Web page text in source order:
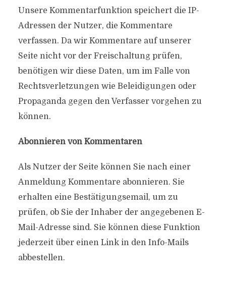
Unsere Kommentarfunktion speichert die IP-
Adressen der Nutzer, die Kommentare
verfassen. Da wir Kommentare auf unserer
Seite nicht vor der Freischaltung prüfen,
benötigen wir diese Daten, um im Falle von
Rechtsverletzungen wie Beleidigungen oder
Propaganda gegen den Verfasser vorgehen zu
können.
Abonnieren von Kommentaren
Als Nutzer der Seite können Sie nach einer
Anmeldung Kommentare abonnieren. Sie
erhalten eine Bestätigungsemail, um zu
prüfen, ob Sie der Inhaber der angegebenen E-
Mail-Adresse sind. Sie können diese Funktion
jederzeit über einen Link in den Info-Mails
abbestellen.